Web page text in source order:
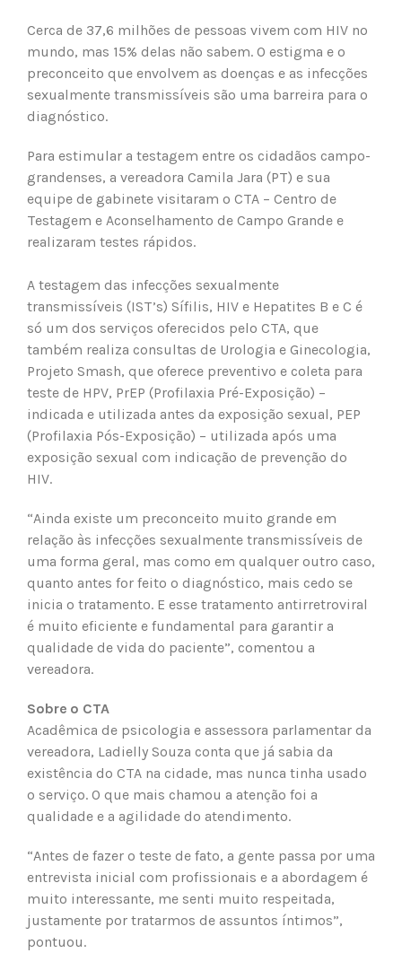
Cerca de 37,6 milhões de pessoas vivem com HIV no
mundo, mas 15% delas não sabem. O estigma e o
preconceito que envolvem as doenças e as infecções
sexualmente transmissíveis são uma barreira para o
diagnóstico.
Para estimular a testagem entre os cidadãos campo-
grandenses, a vereadora Camila Jara (PT) e sua
equipe de gabinete visitaram o CTA – Centro de
Testagem e Aconselhamento de Campo Grande e
realizaram testes rápidos.
A testagem das infecções sexualmente
transmissíveis (IST’s) Sífilis, HIV e Hepatites B e C é
só um dos serviços oferecidos pelo CTA, que
também realiza consultas de Urologia e Ginecologia,
Projeto Smash, que oferece preventivo e coleta para
teste de HPV, PrEP (Profilaxia Pré-Exposição) –
indicada e utilizada antes da exposição sexual, PEP
(Profilaxia Pós-Exposição) – utilizada após uma
exposição sexual com indicação de prevenção do
HIV.
“Ainda existe um preconceito muito grande em
relação às infecções sexualmente transmissíveis de
uma forma geral, mas como em qualquer outro caso,
quanto antes for feito o diagnóstico, mais cedo se
inicia o tratamento. E esse tratamento antirretroviral
é muito eficiente e fundamental para garantir a
qualidade de vida do paciente”, comentou a
vereadora.
Sobre o CTA
Acadêmica de psicologia e assessora parlamentar da
vereadora, Ladielly Souza conta que já sabia da
existência do CTA na cidade, mas nunca tinha usado
o serviço. O que mais chamou a atenção foi a
qualidade e a agilidade do atendimento.
“Antes de fazer o teste de fato, a gente passa por uma
entrevista inicial com profissionais e a abordagem é
muito interessante, me senti muito respeitada,
justamente por tratarmos de assuntos íntimos”,
pontuou.